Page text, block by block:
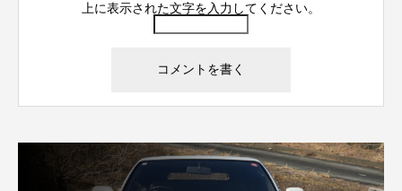
上に表示された文字を入力してください。